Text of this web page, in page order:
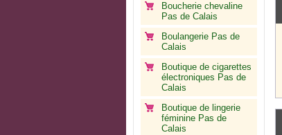
Boucherie chevaline
Pas de Calais
Boulangerie Pas de
Calais
Boutique de cigarettes
électroniques Pas de
Calais
Boutique de lingerie
féminine Pas de
Calais